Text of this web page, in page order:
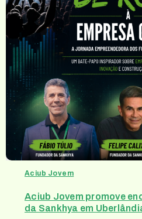
Aciub Jovem
Aciub Jovem promove
da Sankhya em